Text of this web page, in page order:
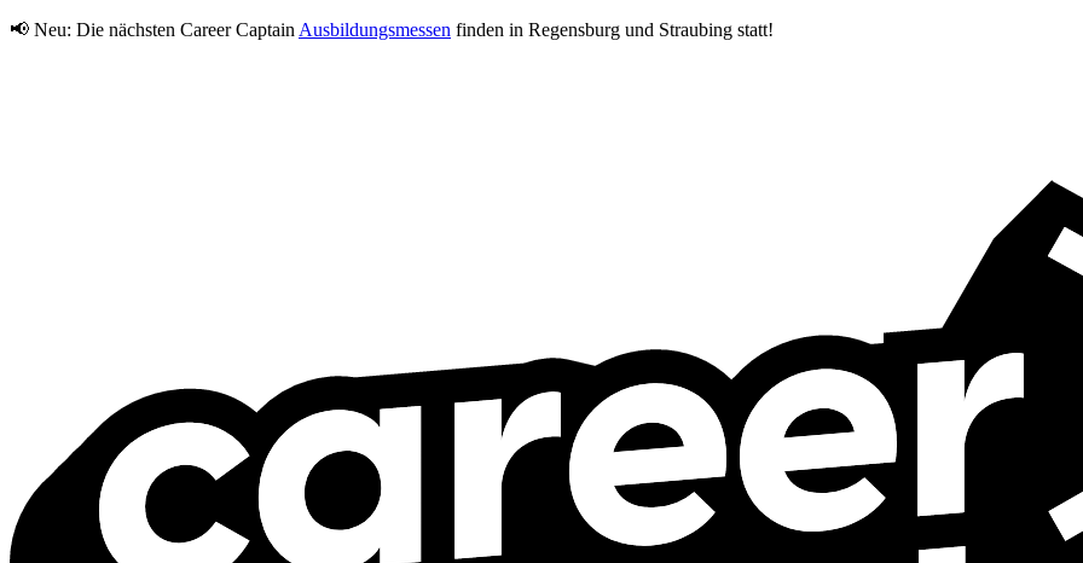
📢 Neu: Die nächsten Career Captain Ausbildungsmessen finden in Regensburg und Straubing statt!